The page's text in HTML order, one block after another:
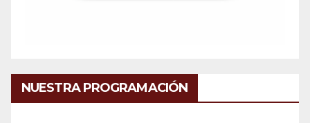
NUESTRA PROGRAMACIÓN